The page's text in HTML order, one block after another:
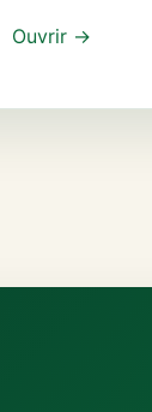
Ouvrir →